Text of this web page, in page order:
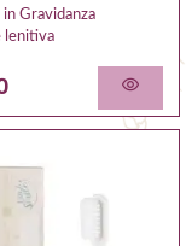
Gravidanza
lenitiva